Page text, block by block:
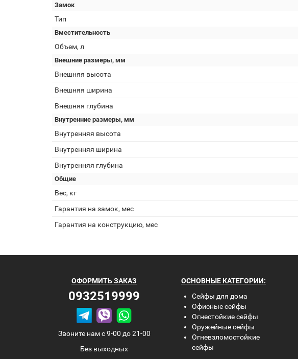
Замок
Тип
Вместительность
Объем, л
Внешние размеры, мм
Внешняя высота
Внешняя ширина
Внешняя глубина
Внутренние размеры, мм
Внутренняя высота
Внутренняя ширина
Внутренняя глубина
Общие
Вес, кг
Гарантия на замок, мес
Гарантия на конструкцию, мес
ОФОРМИТЬЗАКАЗ
0932519999
Звоните нам с 9-00 до 21-00
Без выходных
ОСНОВНЫЕ КАТЕГОРИИ:
Сейфы для дома
Офисные сейфы
Огнестойкие сейфы
Оружейные сейфы
Огневзломостойкие
сейфы